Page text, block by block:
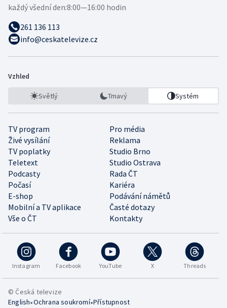
každý všední den:8:00—16:00 hodin
261 136 113
info@ceskatelevize.cz
Vzhled
Světlý Tmavý Systém
TV program
Pro média
Živé vysílání
Reklama
TV poplatky
Studio Brno
Teletext
Studio Ostrava
Podcasty
Rada ČT
Počasí
Kariéra
E-shop
Podávání námětů
Mobilní a TV aplikace
Časté dotazy
Vše o ČT
Kontakty
Instagram Facebook YouTube X Threads
© Česká televize
English•Ochrana soukromí•Přístupnost